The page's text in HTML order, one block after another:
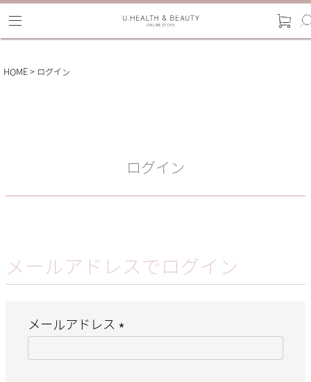
HOME ログイン
ログイン
メールアドレスでログイン
メールアドレス